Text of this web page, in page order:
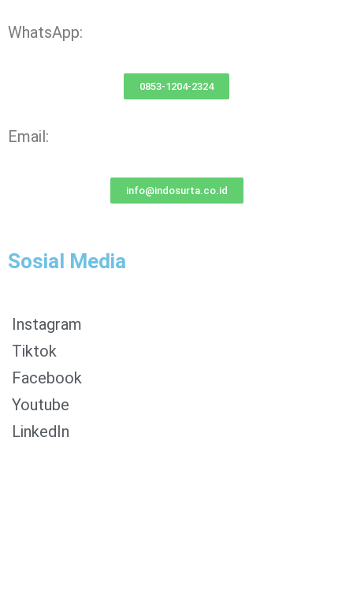
WhatsApp:
0853-1204-2324
Email:
info@indosurta.co.id
Sosial Media
Instagram
Tiktok
Facebook
Youtube
LinkedIn